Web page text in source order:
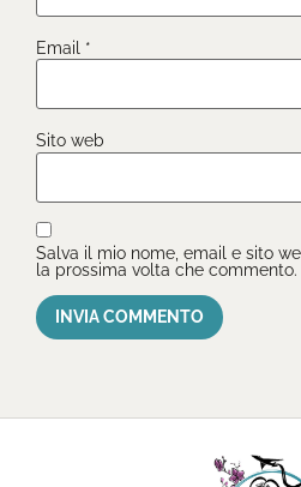
Email *
Sito web
Salva il mio nome, email e sito
la prossima volta che commento.